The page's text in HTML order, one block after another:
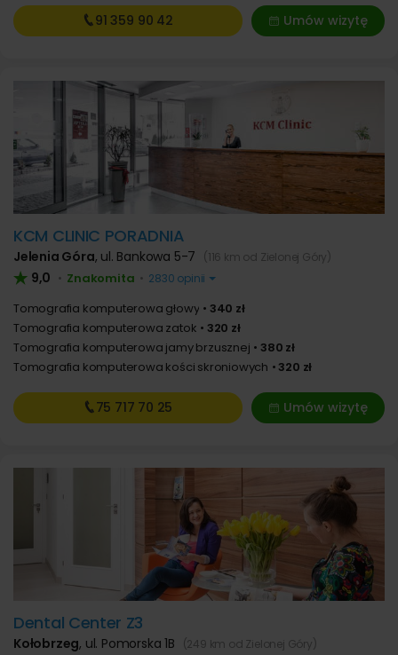
Umów wizytę
91 359 90 42
KCM CLINIC PORADNIA
Jelenia Góra, ul. Bankowa 5-7 (116 km od Zielonej Góry)
9,0 • Znakomita • 2830 opinii
Tomografia komputerowa głowy
340 zł
Tomografia komputerowa zatok
320 zł
Tomografia komputerowa jamy brzusznej
380 zł
Tomografia komputerowa kości skroniowych
320 zł
Umów wizytę
75 717 70 25
Dental Center Z3
Kołobrzeg, ul. Pomorska 1B (249 km od Zielonej Góry)